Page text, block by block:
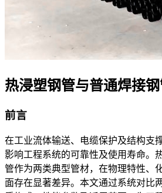
热浸塑钢管与普通焊接
前言
在工业流体输送、电缆保护及结构支
影响工程系统的可靠性及使用寿命。
管作为两类典型管材，在物理特性、
面存在显著差异。本文通过系统对比